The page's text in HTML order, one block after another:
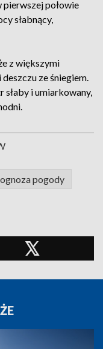
pierwszej połowie
słabnący,
z większymi
ze śniegiem.
słaby i umiarkowany,
pogody